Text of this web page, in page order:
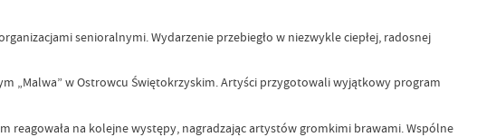
senioralnymi. Wydarzenie przebiegło w niezwykle ciepłej, radosnej
„Malwa” w Ostrowcu Świętokrzyskim. Artyści przygotowali wyjątkowy program
reagowała na kolejne występy, nagradzając artystów gromkimi brawami. Wspólne